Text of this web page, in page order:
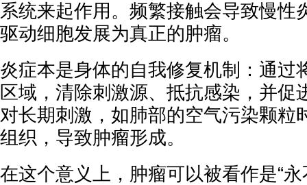
系统来起作用。频繁接触会导致慢性
驱动细胞发展为真正的肿瘤。
炎症本是身体的自我修复机制：通过
区域，清除刺激源、抵抗感染，并促
对长期刺激，如肺部的空气污染颗粒
组织，导致肿瘤形成。
在这个意义上，肿瘤可以被看作是“